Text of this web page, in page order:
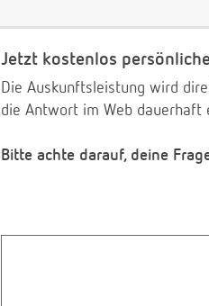
Jetzt kostenlos
Die Auskunftsleistung wird
die Antwort im Web dauerhaft
Bitte achte darauf, deine